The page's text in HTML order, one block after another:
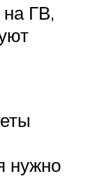
на ГВ,
нужно